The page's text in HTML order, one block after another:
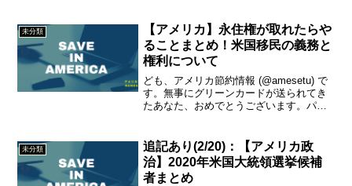
格は？Min...
未分類
【アメリカ】永住権が取れたらや
ることまとめ！米国移民の義務と
権利について
ども、アメリカ節約情報 (@amesetu) で
す。無事にグリーンカードが送られてき
たあなた、おめでとうございます。パチ
をまとめました。IRSに確定申告をするセ
レクティ...
未分類
追記あり(2/20)：【アメリカ政
治】2020年米国大統領選挙候補
者まとめ